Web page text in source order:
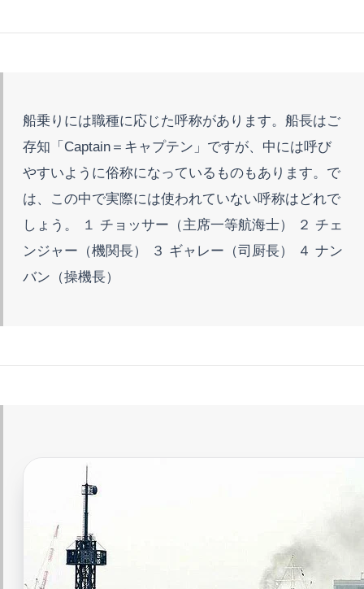
船乗りには職種に応じた呼称があります。船長はご
存知「Captain＝キャプテン」ですが、中には呼び
やすいように俗称になっているものもあります。で
は、この中で実際には使われていない呼称はどれで
しょう。 １ チョッサー（主席一等航海士） ２ チェ
ンジャー（機関長） ３ ギャレー（司厨長） ４ ナン
バン（操機長）